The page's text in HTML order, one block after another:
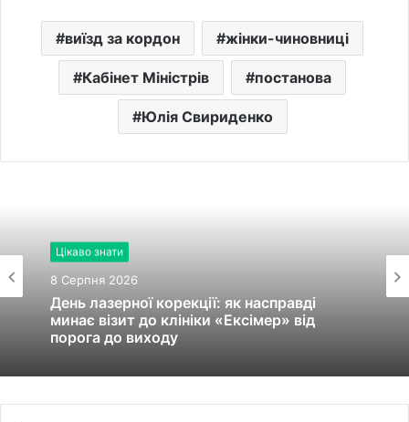
виїзд за кордон жінки-чиновниці
Кабінет Міністрів постанова
Юлія Свириденко
Цікаво знати
8 Серпня 2026
День лазерної корекції: як насправді
минає візит до клініки «Ексімер» від
порога до виходу